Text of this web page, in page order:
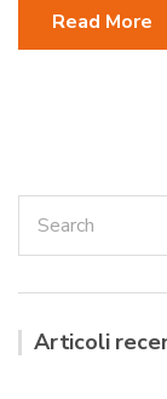
Read More
for:
Articoli